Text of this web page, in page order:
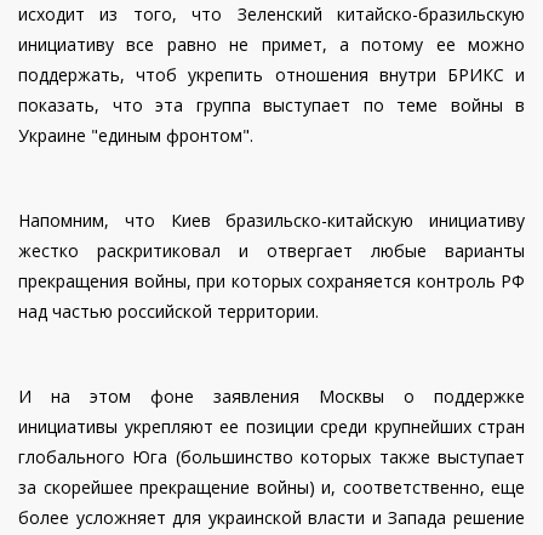
исходит из того, что Зеленский китайско-бразильскую
инициативу все равно не примет, а потому ее можно
поддержать, чтоб укрепить отношения внутри БРИКС и
показать, что эта группа выступает по теме войны в
Украине "единым фронтом".
Напомним, что Киев бразильско-китайскую инициативу
жестко раскритиковал и отвергает любые варианты
прекращения войны, при которых сохраняется контроль РФ
над частью российской территории.
И на этом фоне заявления Москвы о поддержке
инициативы укрепляют ее позиции среди крупнейших стран
глобального Юга (большинство которых также выступает
за скорейшее прекращение войны) и, соответственно, еще
более усложняет для украинской власти и Запада решение